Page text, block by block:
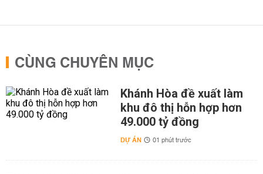
CÙNG CHUYÊN MỤC
Khánh Hòa đề xuất làm
khu đô thị hỗn hợp hơn
49.000 tỷ đồng
DỰ ÁN 01 phút trước